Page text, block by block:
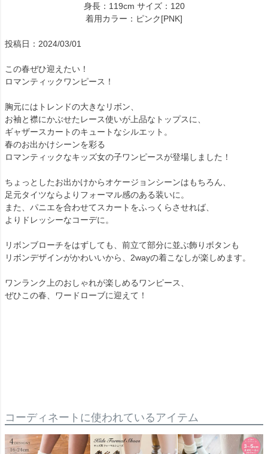
身長：119cm サイズ：120
着用カラー：ピンク[PNK]
投稿日：2024/03/01
この春ぜひ迎えたい！
ロマンティックワンピース！
胸元にはトレンドの大きなリボン、
お袖と襟にかぶせたレース使いが上品なトップスに、
ギャザースカートのキュートなシルエット。
春のお出かけシーンを彩る
ロマンティックなキッズ女の子ワンピースが登場しました！
ちょっとしたお出かけからオケージョンシーンはもちろん、
足元タイツならよりフォーマル感のある装いに。
また、パニエを合わせてスカートをふっくらさせれば、
よりドレッシーなコーデに。
リボンブローチをはずしても、前立て部分に並ぶ飾りボタンも
リボンデザインがかわいいから、2wayの着こなしが楽しめます。
ワンランク上のおしゃれが楽しめるワンピース、
ぜひこの春、ワードローブに迎えて！
コーディネートに使われているアイテム